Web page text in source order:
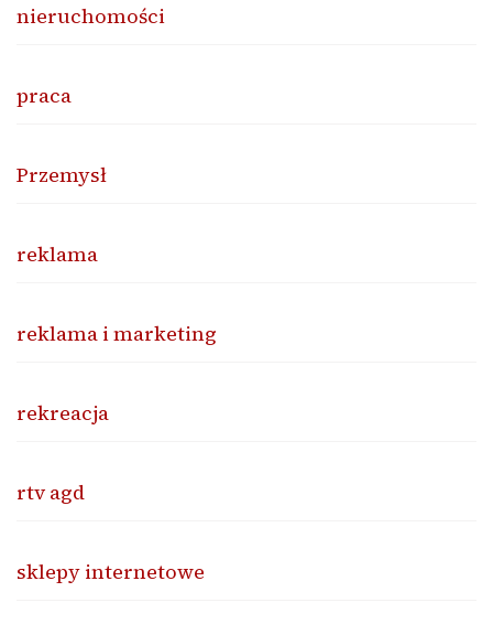
nieruchomości
praca
Przemysł
reklama
reklama i marketing
rekreacja
rtv agd
sklepy internetowe